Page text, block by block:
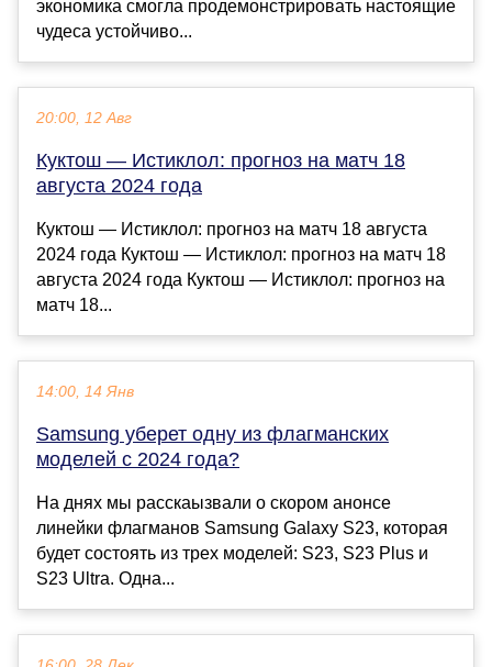
экономика смогла продемонстрировать настоящие
чудеса устойчиво...
20:00, 12 Авг
Куктош — Истиклол: прогноз на матч 18
августа 2024 года
Куктош — Истиклол: прогноз на матч 18 августа
2024 года Куктош — Истиклол: прогноз на матч 18
августа 2024 года Куктош — Истиклол: прогноз на
матч 18...
14:00, 14 Янв
Samsung уберет одну из флагманских
моделей с 2024 года?
На днях мы расскаызвали о скором анонсе
линейки флагманов Samsung Galaxy S23, которая
будет состоять из трех моделей: S23, S23 Plus и
S23 Ultra. Одна...